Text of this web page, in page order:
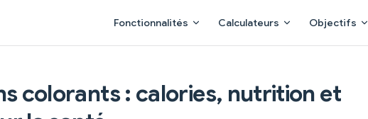
Fonctionnalités Calculateurs Objectifs
colorants : calories, nutrition et